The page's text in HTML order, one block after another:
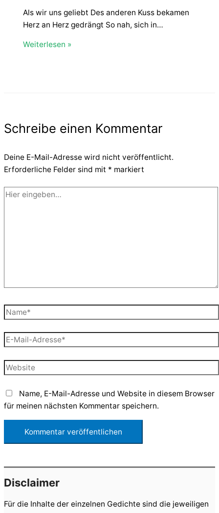
Als wir uns geliebt Des anderen Kuss bekamen
Herz an Herz gedrängt So nah, sich in…
Weiterlesen »
Schreibe einen Kommentar
Deine E-Mail-Adresse wird nicht veröffentlicht.
Erforderliche Felder sind mit * markiert
Hier
Name*
E-
Mail-
Adresse*
Website
Name, E-Mail-Adresse und Website in diesem Browser
für meinen nächsten Kommentar speichern.
Disclaimer
Für die Inhalte der einzelnen Gedichte sind die jeweiligen